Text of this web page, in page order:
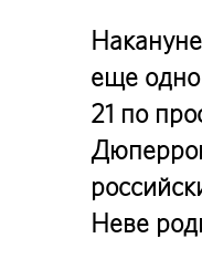
еще
21 по
Неве